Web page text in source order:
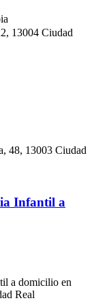
13004 Ciudad
48, 13003 Ciudad
Infantil a
a domicilio en
Real